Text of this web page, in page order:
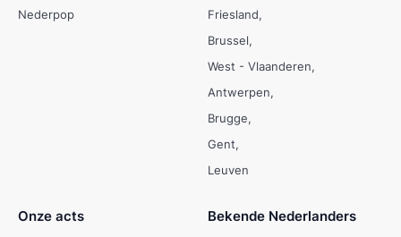
Nederpop
Friesland
Brussel
West - Vlaanderen
Antwerpen
Brugge
Gent
Leuven
Onze acts Bekende Nederlanders